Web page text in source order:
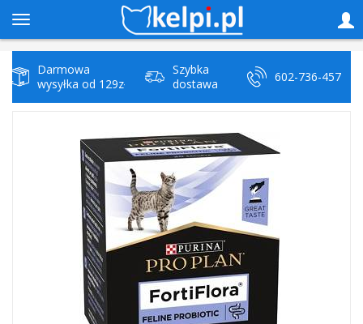
Darmowa
wysyłka od 129zł
Szybka
dostawa
602-736-457